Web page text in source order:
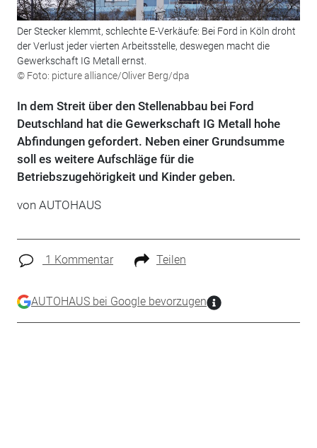
Der Stecker klemmt, schlechte E-Verkäufe: Bei Ford in Köln droht
der Verlust jeder vierten Arbeitsstelle, deswegen macht die
Gewerkschaft IG Metall ernst.
© Foto: picture alliance/Oliver Berg/dpa
In dem Streit über den Stellenabbau bei Ford
Deutschland hat die Gewerkschaft IG Metall hohe
Abfindungen gefordert. Neben einer Grundsumme
soll es weitere Aufschläge für die
Betriebszugehörigkeit und Kinder geben.
von AUTOHAUS
1 Kommentar Teilen
AUTOHAUS bei Google bevorzugen